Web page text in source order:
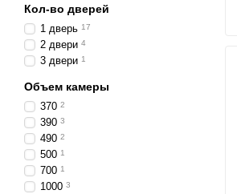
Кол-во дверей
1 дверь 17
2 двери 4
3 двери 1
Объем камеры
370 2
390 3
490 2
500 1
700 1
1000 3